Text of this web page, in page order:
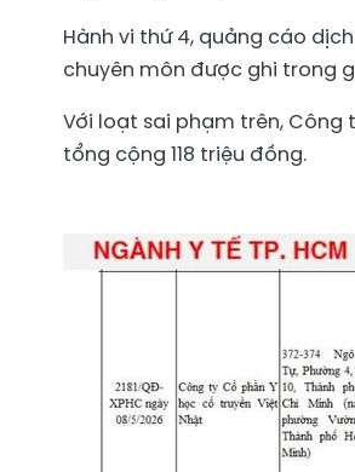
Hành vi thứ 4, quảng cáo
chuyên môn được ghi trong
Với loạt sai phạm trên, Công
tổng cộng 118 triệu đồng.